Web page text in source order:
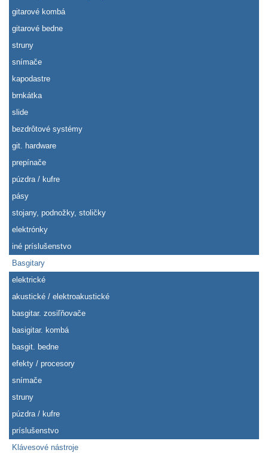
gitarové kombá
gitarové bedne
struny
snímače
kapodastre
brnkátka
slide
bezdrôtové systémy
git. hardware
prepínače
púzdra / kufre
pásy
stojany, podnožky, stoličky
elektrónky
iné príslušenstvo
Basgitary
elektrické
akustické / elektroakustické
basgitar. zosiľňovače
basigitar. kombá
basgit. bedne
efekty / procesory
snímače
struny
púzdra / kufre
príslušenstvo
Klávesové nástroje